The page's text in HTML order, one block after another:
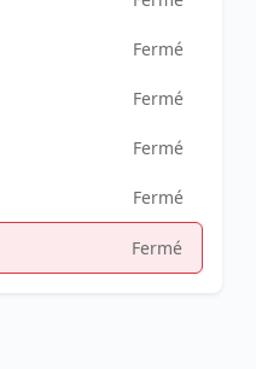
Fermé
Fermé
Fermé
Fermé
Fermé